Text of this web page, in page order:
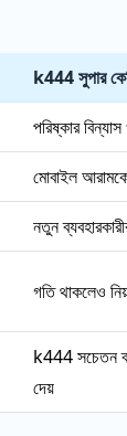
k444 সুপার
পরিষ্কার
মোবাইল
নতুন
গতি থাকলেও
k444 সচেতন
দেয়